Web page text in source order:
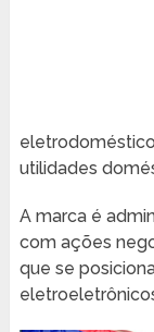
utilidades
A marca é
com ações
que se